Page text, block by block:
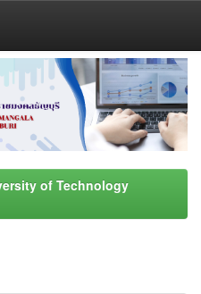
of Technology